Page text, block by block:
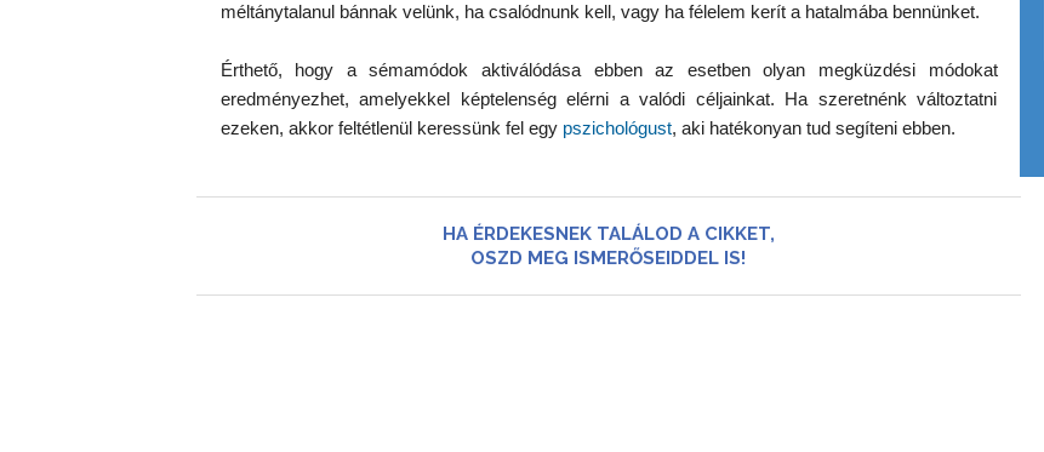
méltánytalanul bánnak velünk, ha csalódnunk kell, vagy ha félelem kerít a hatalmába bennünket.
Érthető, hogy a sémamódok aktiválódása ebben az esetben olyan megküzdési módokat
eredményezhet, amelyekkel képtelenség elérni a valódi céljainkat. Ha szeretnénk változtatni
ezeken, akkor feltétlenül keressünk fel egy pszichológust, aki hatékonyan tud segíteni ebben.
HA ÉRDEKESNEK TALÁLOD A CIKKET,
OSZD MEG ISMERŐSEIDDEL IS!